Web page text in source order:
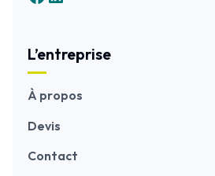
L’entreprise
À propos
Devis
Contact